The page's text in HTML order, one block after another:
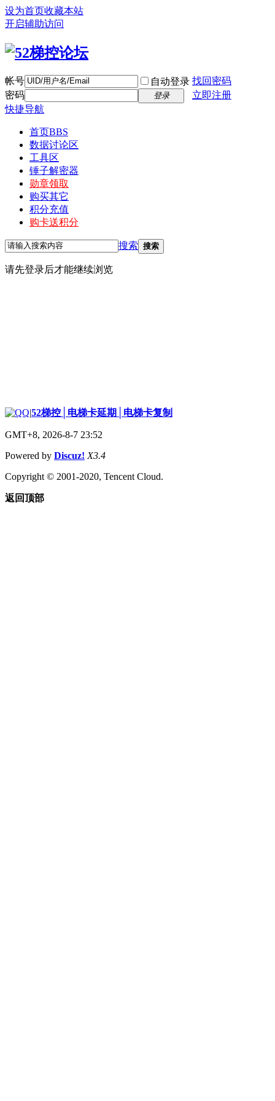
设为首页收藏本站
开启辅助访问
帐号 自动登录 找回密码
密码
登录
立即注册
快捷导航
首页BBS
数据讨论区
工具区
锤子解密器
勋章领取
购买其它
积分充值
购卡送积分
搜索 搜索
请先登录后才能继续浏览
|52梯控│电梯卡延期│电梯卡复制
GMT+8, 2026-8-7 23:52
Powered by Discuz! X3.4
Copyright © 2001-2020, Tencent Cloud.
返回顶部